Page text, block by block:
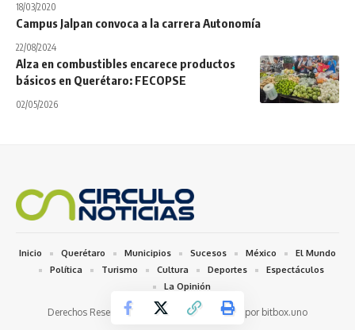
18/03/2020
Campus Jalpan convoca a la carrera Autonomía
22/08/2024
Alza en combustibles encarece productos
básicos en Querétaro: FECOPSE
02/05/2026
Derechos Reservados 2026 © / Desarrollado por bitbox.uno
Inicio Querétaro Municipios Sucesos México
El Mundo
Política
Turismo Cultura Deportes
Espectáculos
La Opinión